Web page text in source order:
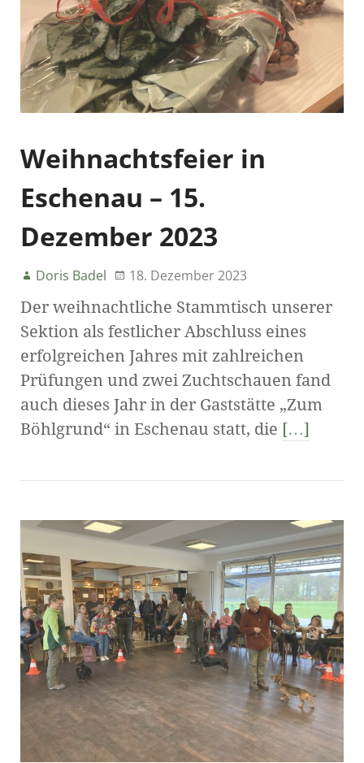
Weihnachtsfeier in
Eschenau – 15.
Dezember 2023
Doris Badel 18. Dezember 2023
Der weihnachtliche Stammtisch unserer
Sektion als festlicher Abschluss eines
erfolgreichen Jahres mit zahlreichen
Prüfungen und zwei Zuchtschauen fand
auch dieses Jahr in der Gaststätte „Zum
Böhlgrund“ in Eschenau statt, die […]